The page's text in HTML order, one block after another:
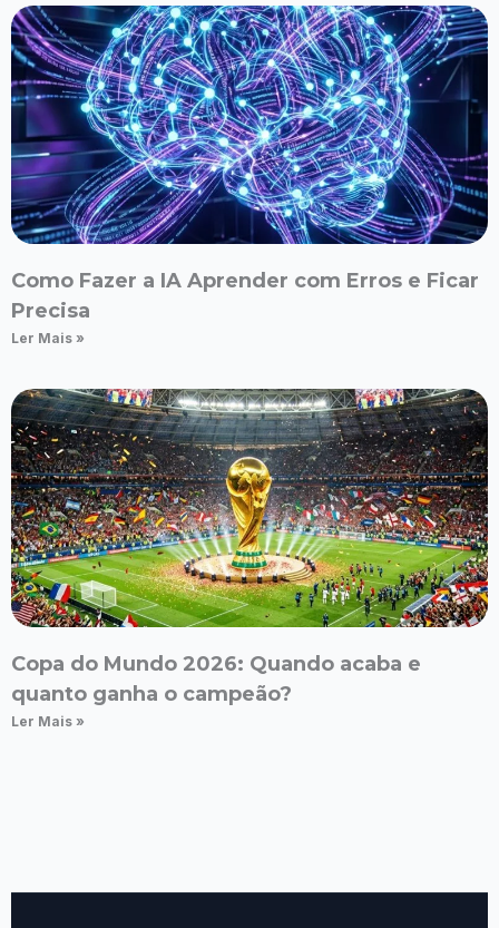
Como Fazer a IA Aprender com Erros e Ficar
Precisa
Ler Mais »
Copa do Mundo 2026: Quando acaba e
quanto ganha o campeão?
Ler Mais »